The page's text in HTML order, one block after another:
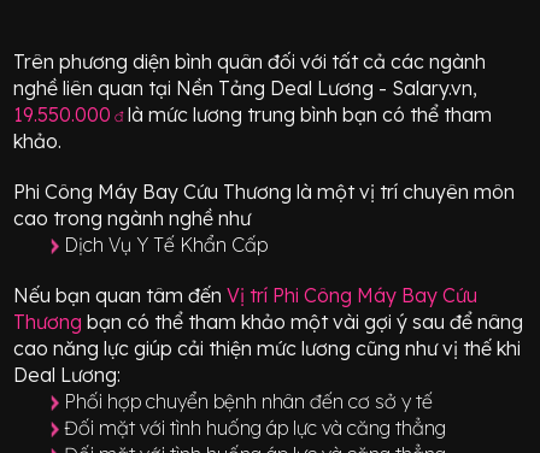
Trên phương diện bình quân đối với tất cả các ngành
nghề liên quan tại Nền Tảng Deal Lương - Salary.vn,
19.550.000 đlà mức lương trung bình bạn có thể tham
khảo.
Phi Công Máy Bay Cứu Thương là một vị tríchuyên môn
cao trong ngành nghề như
Dịch Vụ Y Tế Khẩn Cấp
Nếu bạn quan tâm đến Vị trí Phi Công Máy Bay Cứu
Thương bạn có thể tham khảo một vài gợi ý sau để nâng
cao năng lực giúp cải thiện mức lương cũng như vị thế khi
Deal Lương:
Phối hợp chuyển bệnh nhân đến cơ sở y tế
Đối mặt với tình huống áp lực và căng thẳng